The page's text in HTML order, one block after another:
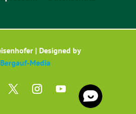
| Designed by
Bergauf-Media